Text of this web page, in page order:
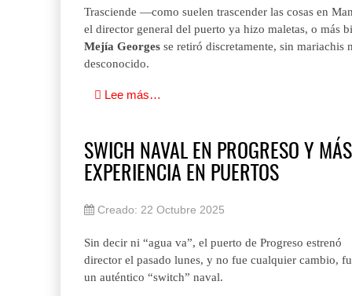
Trasciende —como suelen trascender las cosas en
el director general del puerto ya hizo maletas, o más
Mejía Georges se retiró discretamente, sin
desconocido.
Lee más…
SWICH NAVAL EN PROGRESO Y MÁS
EXPERIENCIA EN PUERTOS
Creado: 22 Octubre 2025
Sin decir ni “agua va”, el puerto de Progreso estrenó
director el pasado lunes, y no fue cualquier cambio,
un auténtico “switch” naval.
07 AGO 2026
IT-ANÁLISIS: Puerto Lázaro
Miguel Ángel Bres encabezará seguridad en CONCA